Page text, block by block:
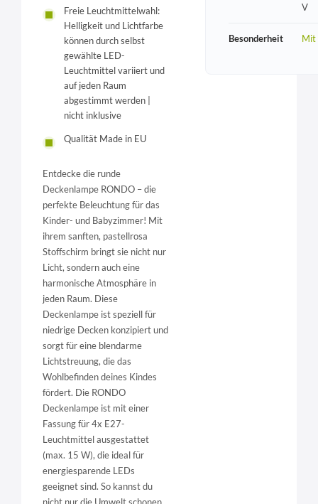
Freie Leuchtmittelwahl:
Helligkeit und Lichtfarbe
können durch selbst
gewählte LED-
Leuchtmittel variiert und
auf jeden Raum
abgestimmt werden |
nicht inklusive
Qualität Made in EU
Entdecke die runde
Deckenlampe RONDO – die
perfekte Beleuchtung für das
Kinder- und Babyzimmer! Mit
ihrem sanften, pastellrosa
Stoffschirm bringt sie nicht nur
Licht, sondern auch eine
harmonische Atmosphäre in
jeden Raum. Diese
Deckenlampe ist speziell für
niedrige Decken konzipiert und
sorgt für eine blendarme
Lichtstreuung, die das
Wohlbefinden deines Kindes
fördert. Die RONDO
Deckenlampe ist mit einer
Fassung für 4x E27-
Leuchtmittel ausgestattet
(max. 15 W), die ideal für
energiesparende LEDs
geeignet sind. So kannst du
V
Besonderheit Mit